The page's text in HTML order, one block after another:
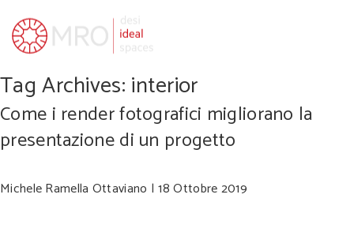
Tag Archives: interior
Come i render fotografici migliorano la
presentazione di un progetto
Michele Ramella Ottaviano |18 Ottobre 2019